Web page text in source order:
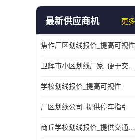
最新供应商机 更多
焦作厂区划线报价_提高可视性
卫辉市小区划线厂家_便于交通管理
学校划线报价_提高可视性
厂区划线公司_提供停车指引
商丘学校划线报价_提供交通信息